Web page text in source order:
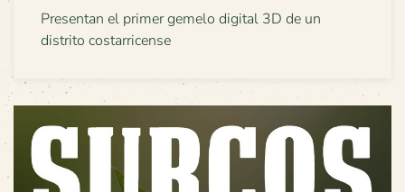
Presentan el primer gemelo digital 3D de un
distrito costarricense